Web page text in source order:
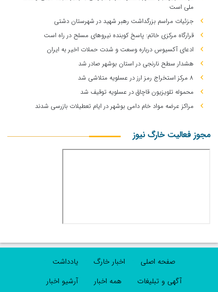
ملی است
جزئیات مراسم بزرگداشت رهبر شهید در شهرستان دشتی
قرارگاه مرکزی خاتم: پاسخ کوبنده نیروهای مسلح در راه است
ادعای آکسیوس درباره وسعت و شدت حملات اخیر به ایران
هشدار سطح نارنجی در استان بوشهر صادر شد
۸ مرکز استخراج رمز ارز در عسلویه متلاشی شد
محموله تلویزیون قاچاق در عسلویه توقیف شد
مراکز عرضه مواد خام دامی بوشهر در ایام تعطیلات بازرسی شدند
مجوز فعالیت خارگ نیوز
صفحه اصلی اخبار خارگ
یادداشت
آگهی و تبلیغات
همه اخبار آرشیو اخبار